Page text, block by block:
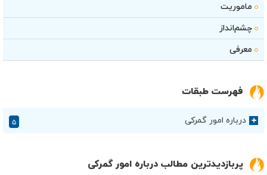
ماموریت
چشم‌انداز
معرفی
فهرست طبقات
+ درباره امور گمرکی ۵
پربازدیدترین مطالب درباره امور گمرکی